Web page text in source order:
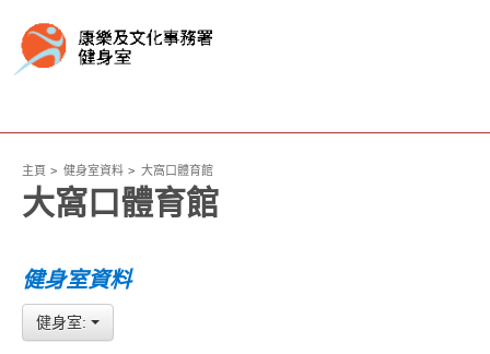
主頁 健身室資料 大窩口體育館
大窩口體育館
健身室資料
健身室: